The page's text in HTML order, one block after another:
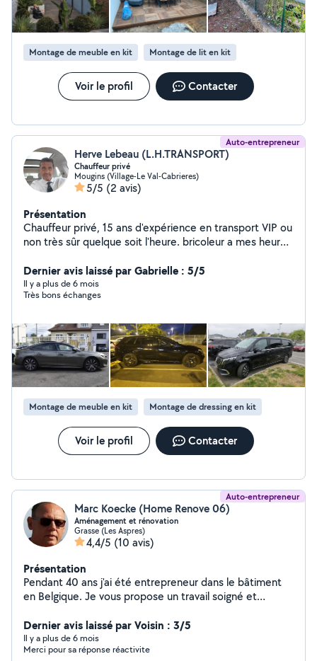
Montage de meuble en kit Montage de lit en kit
Voir le profil Contacter
Auto-entrepreneur
Herve Lebeau (L.H.TRANSPORT)
Chauffeur privé
Mougins (Village-Le Val-Cabrieres)
5/5 (2 avis)
Présentation
Chauffeur privé, 15 ans d'expérience en transport VIP ou
non très sûr quelque soit l'heure. bricoleur a mes heures
Dernier avis laissé par Gabrielle : 5/5
Il y a plus de 6 mois
Très bons échanges
Montage de meuble en kit Montage de dressing en kit
Voir le profil Contacter
Auto-entrepreneur
Marc Koecke (Home Renove 06)
Aménagement et rénovation
Grasse (Les Aspres)
4,4/5 (10 avis)
Présentation
Pendant 40 ans j'ai été entrepreneur dans le bâtiment
en Belgique. Je vous propose un travail soigné et
la menuiserie, l'électricité... Je suis équipé avec du
matériel PRO et je peux me déplacer dans un rayon de
+/- 20km autour de Grasse. Si le travail est important je
Dernier avis laissé par Voisin : 3/5
Il y a plus de 6 mois
Merci pour sa réponse réactivite